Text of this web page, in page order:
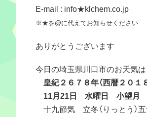
E-mail : info★klchem.co.jp
※★を@に代えてお知らせください
ありがとうございます
今日の埼玉県川口市のお天気は
皇紀２６７８年（西暦２０１
11月21日 水曜日 小望月
十九節気 立冬（りっとう）